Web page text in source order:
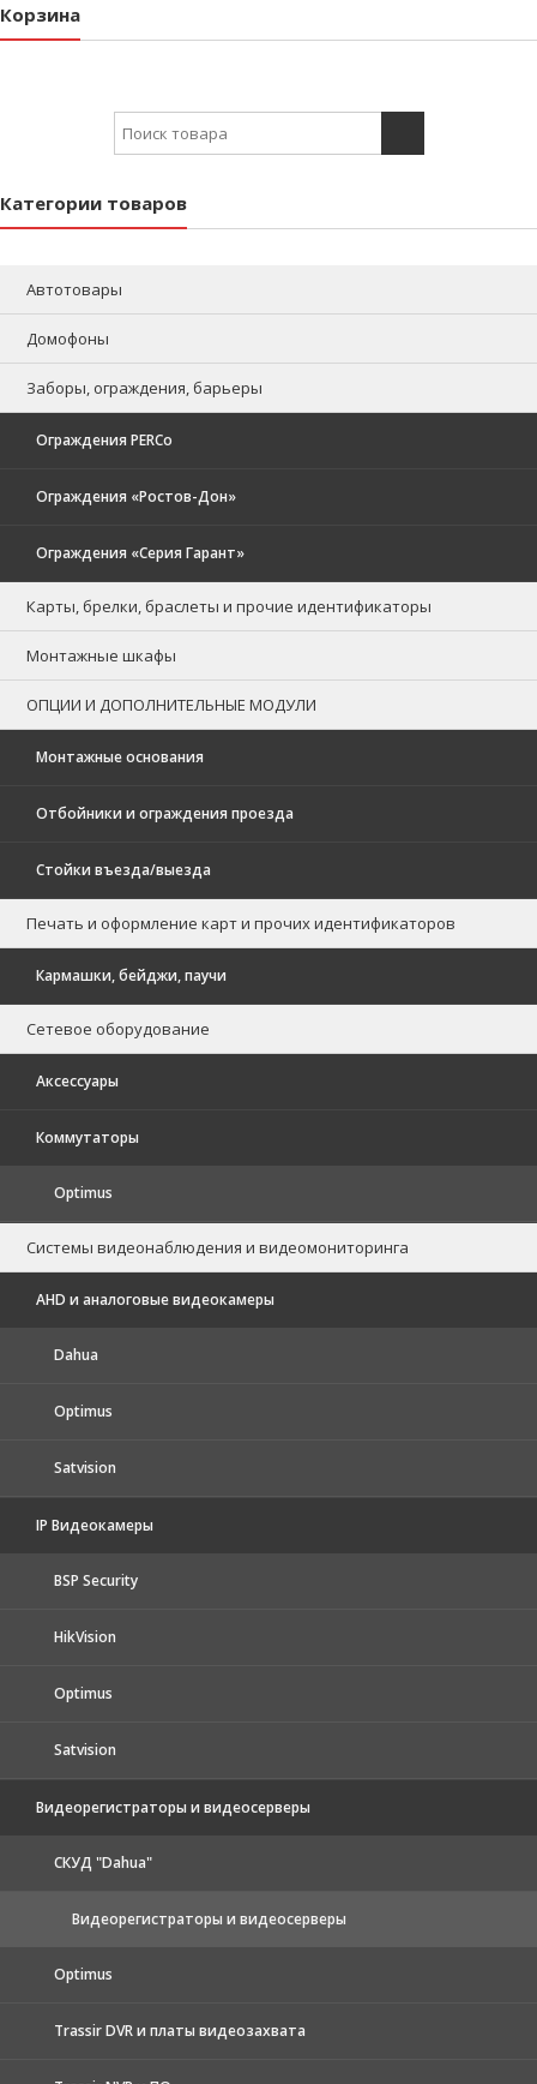
Корзина
Search for:
Категории товаров
Автотовары
Домофоны
Заборы, ограждения, барьеры
Ограждения PERCo
Ограждения «Ростов-Дон»
Ограждения «Серия Гарант»
Карты, брелки, браслеты и прочие идентификаторы
Монтажные шкафы
ОПЦИИ И ДОПОЛНИТЕЛЬНЫЕ МОДУЛИ
Монтажные основания
Отбойники и ограждения проезда
Стойки въезда/выезда
Печать и оформление карт и прочих идентификаторов
Кармашки, бейджи, паучи
Сетевое оборудование
Аксессуары
Коммутаторы
Optimus
Системы видеонаблюдения и видеомониторинга
AHD и аналоговые видеокамеры
Dahua
Optimus
Satvision
IP Видеокамеры
BSP Security
HikVision
Optimus
Satvision
Видеорегистраторы и видеосерверы
CКУД "Dahua"
Видеорегистраторы и видеосерверы
Optimus
Trassir DVR и платы видеозахвата